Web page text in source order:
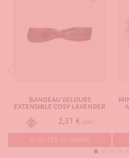
BANDEAU VELOURS
EXTENSIBLE COSY LAVENDER
2,31 €
AJOUTER AU PANIER